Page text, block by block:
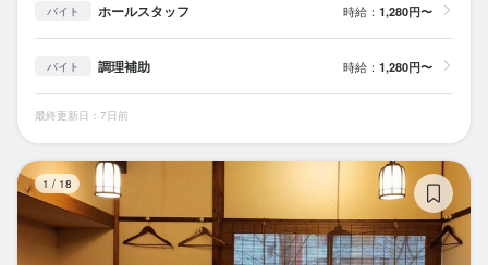
バイト ホールスタッフ 時給： 1,280円〜
バイト 調理補助 時給： 1,280円〜
最終更新日：7日前
1 / 18